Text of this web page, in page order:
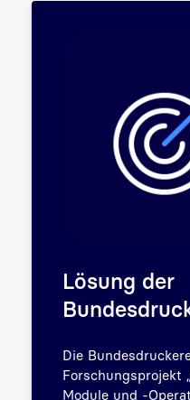
Lösung der
Die
Forschungsprojekt
Module und -